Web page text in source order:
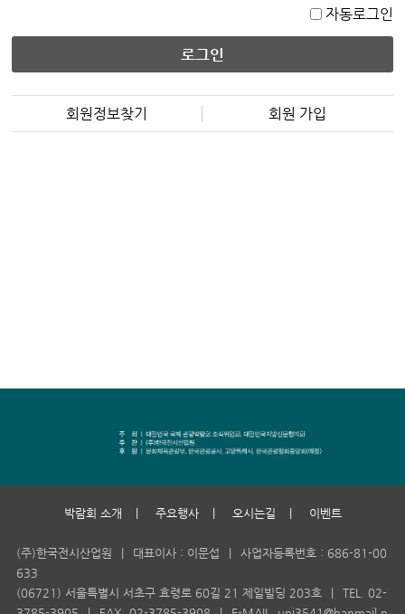
자동로그인
회원정보찾기 회원 가입
박람회 소개 | 주요행사 | 오시는길 | 이벤트
(주)한국전시산업원 | 대표이사 : 이문섭 |
사업자등록번호 : 686-81-00
633
(06721) 서울특별시 서초구 효령로 60길 21 제일빌딩 203호
|
TEL. 02-